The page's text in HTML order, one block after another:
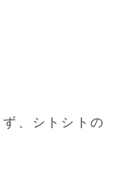
、シトシトの